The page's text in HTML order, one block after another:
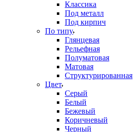
Классика
Под металл
Под кирпич
По типу
Глянцевая
Рельефная
Полуматовая
Матовая
Структурированная
Цвет
Серый
Белый
Бежевый
Коричневый
Черный